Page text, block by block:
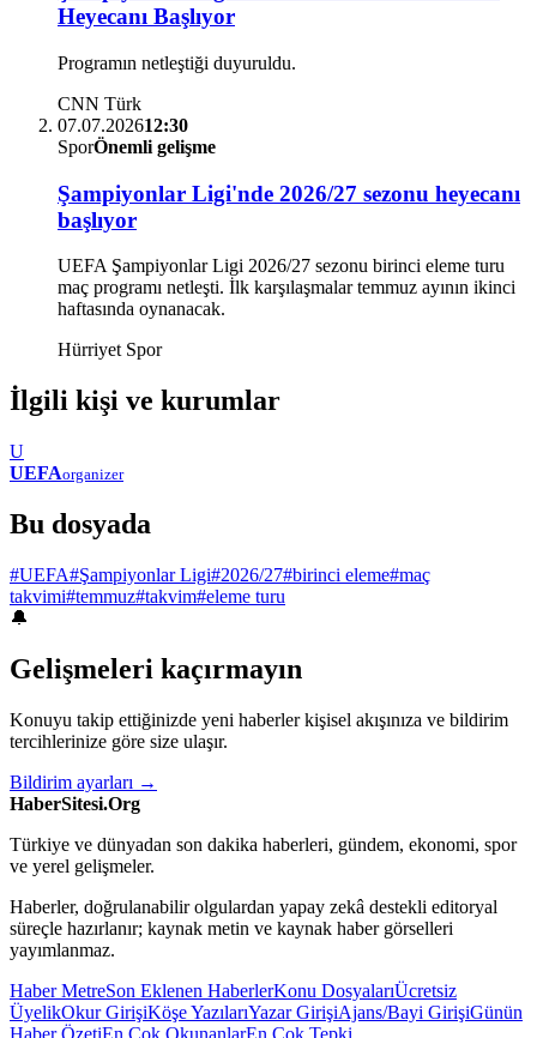
Heyecanı Başlıyor
Programın netleştiği duyuruldu.
CNN Türk
07.07.202612:30
SporÖnemli gelişme
Şampiyonlar Ligi'nde 2026/27 sezonu heyecanı
başlıyor
UEFA Şampiyonlar Ligi 2026/27 sezonu birinci eleme turu
maç programı netleşti. İlk karşılaşmalar temmuz ayının ikinci
haftasında oynanacak.
Hürriyet Spor
İlgili kişi ve kurumlar
U
UEFAorganizer
Bu dosyada
#UEFA#Şampiyonlar Ligi#2026/27#birinci eleme#maç
takvimi#temmuz#takvim#eleme turu
🔔
Gelişmeleri kaçırmayın
Konuyu takip ettiğinizde yeni haberler kişisel akışınıza ve bildirim
tercihlerinize göre size ulaşır.
Bildirim ayarları →
HaberSitesi.Org
Türkiye ve dünyadan son dakika haberleri, gündem, ekonomi, spor
ve yerel gelişmeler.
Haberler, doğrulanabilir olgulardan yapay zekâ destekli editoryal
süreçle hazırlanır; kaynak metin ve kaynak haber görselleri
yayımlanmaz.
Haber MetreSon Eklenen HaberlerKonu DosyalarıÜcretsiz
ÜyelikOkur GirişiKöşe YazılarıYazar GirişiAjans/Bayi GirişiGünün
Haber ÖzetiEn Çok OkunanlarEn Çok Tepki